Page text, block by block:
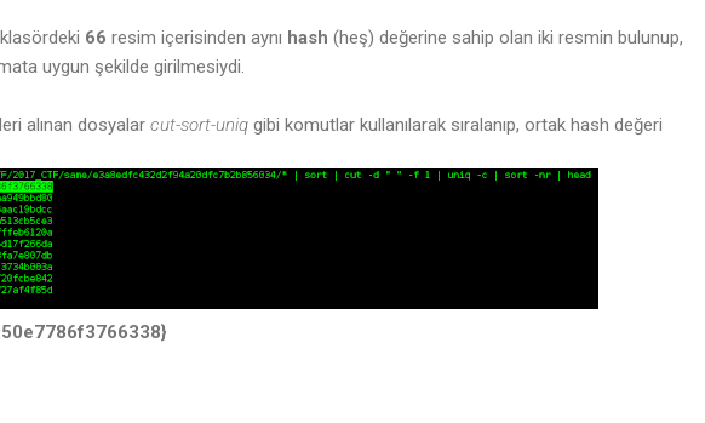
66 resim içerisinden aynı hash (heş) değerine sahip olan iki resmin bulunup,
uygun şekilde girilmesiydi.
alınan dosyalar cut-sort-uniq gibi komutlar kullanılarak sıralanıp, ortak hash değeri